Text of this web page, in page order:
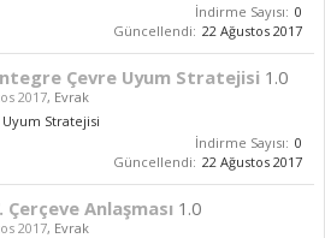
İndirme Sayısı: 0
Güncellendi: 22 Ağustos 2017
Çevre Uyum Stratejisi 1.0
2017, Evrak
Stratejisi
İndirme Sayısı: 0
Güncellendi: 22 Ağustos 2017
Çerçeve Anlaşması 1.0
2017, Evrak